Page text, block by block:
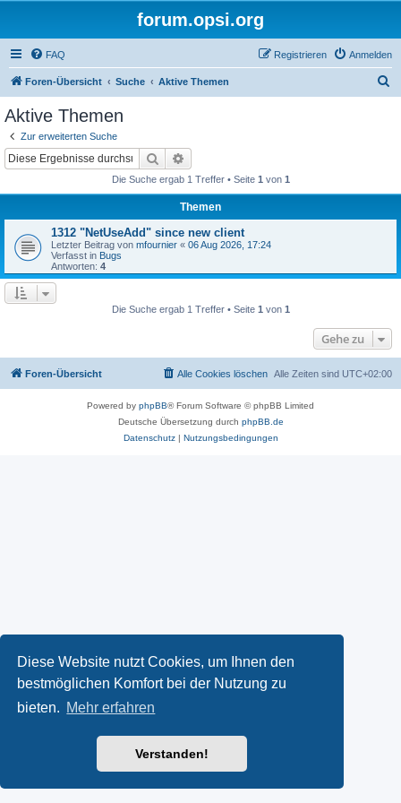
Diese Website nutzt Cookies, um Ihnen den
bestmöglichen Komfort bei der Nutzung zu
bieten. Mehr erfahren
Verstanden!
forum.opsi.org
FAQ Anmelden
Registrieren
Foren-Übersicht Suche Aktive Themen
Aktive Themen
Zur erweiterten Suche
Suche
Die Suche ergab 1 Treffer • Seite 1 von 1
Themen
1312 "NetUseAdd" since new client
Letzter Beitrag von mfournier « 06 Aug 2026, 17:24
Verfasst in Bugs
Antworten: 4
Die Suche ergab 1 Treffer • Seite 1 von 1
Gehe zu
Foren-Übersicht Alle Zeiten sind UTC+02:00
Alle Cookies löschen
Powered by phpBB® Forum Software © phpBB Limited
Deutsche Übersetzung durch phpBB.de
Datenschutz| Nutzungsbedingungen